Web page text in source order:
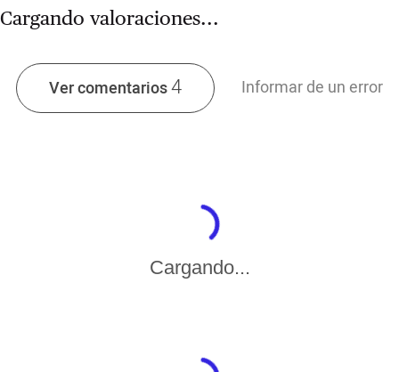
Cargando valoraciones...
Ver comentarios4 Informar de un error
Cargando...